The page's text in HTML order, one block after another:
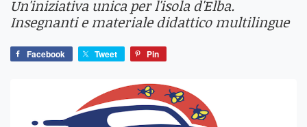
Un'iniziativa unica per l'isola d'Elba.
Insegnanti e materiale didattico multilingue
Facebook Tweet Pin